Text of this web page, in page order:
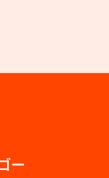
ー